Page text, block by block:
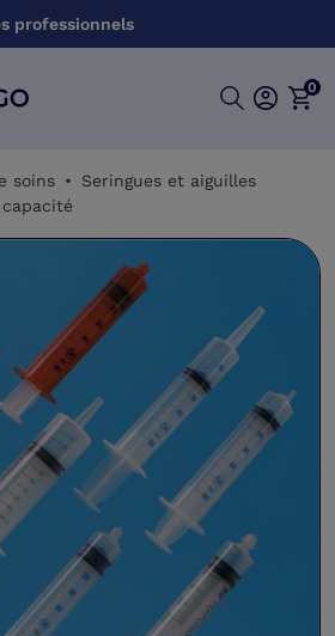
professionnels
0
soins
Seringues et aiguilles